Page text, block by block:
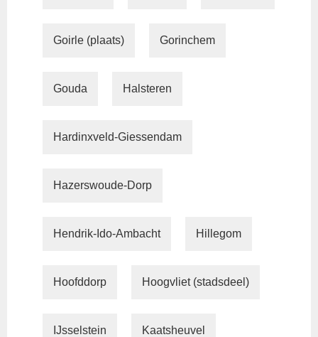
Goirle (plaats) Gorinchem
Gouda Halsteren
Hardinxveld-Giessendam
Hazerswoude-Dorp
Hendrik-Ido-Ambacht Hillegom
Hoofddorp Hoogvliet (stadsdeel)
IJsselstein Kaatsheuvel